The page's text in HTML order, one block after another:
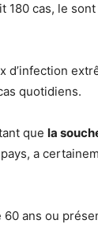
180 cas, le
d’infection
quotidiens.
que la
a
ans ou